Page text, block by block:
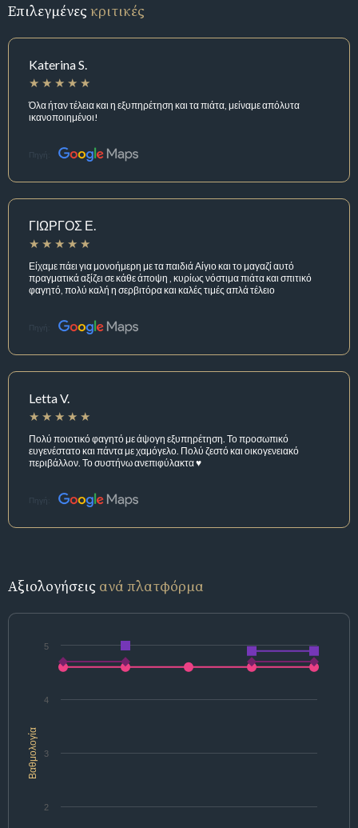
Επιλεγμένεςκριτικές
Katerina S.
Όλα ήταν τέλεια και η εξυπηρέτηση και τα πιάτα, μείναμε απόλυτα
ικανοποιημένοι!
Πηγή:
ΓΙΩΡΓΟΣ Ε.
Είχαμε πάει για μονοήμερη με τα παιδιά Αίγιο και το μαγαζί αυτό
πραγματικά αξίζει σε κάθε άποψη , κυρίως νόστιμα πιάτα και σπιτικό
φαγητό, πολύ καλή η σερβιτόρα και καλές τιμές απλά τέλειο
Πηγή:
Letta V.
Πολύ ποιοτικό φαγητό με άψογη εξυπηρέτηση. Το προσωπικό
ευγενέστατο και πάντα με χαμόγελο. Πολύ ζεστό και οικογενειακό
περιβάλλον. Το συστήνω ανεπιφύλακτα ♥️
Πηγή:
Αξιολογήσεις ανά πλατφόρμα
Βαθμολογία
2
3
4
5